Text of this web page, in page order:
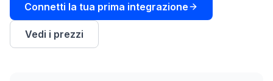
AGISCI
Content
Engine
Connetti la tua prima integrazione
Vedi i prezzi